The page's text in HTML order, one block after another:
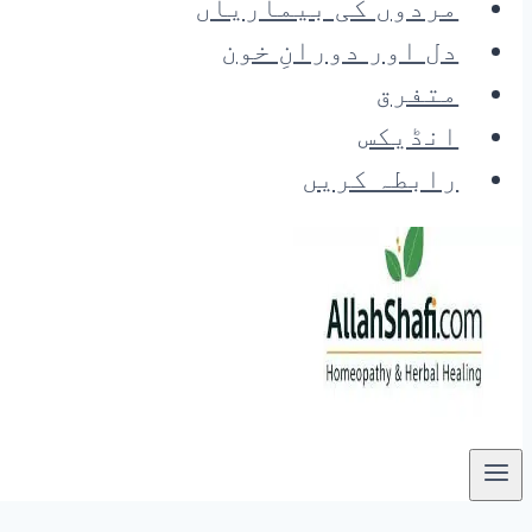
مردوں کی بیماریاں
دل اور دورانِ خون
متفرق
انڈیکس
رابطہ کریں